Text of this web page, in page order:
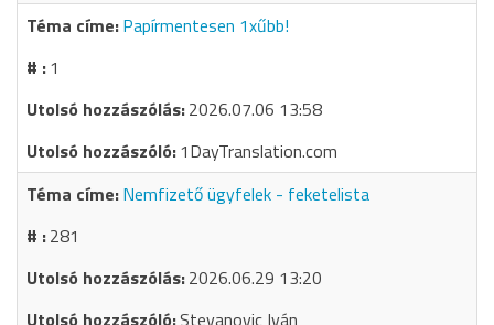
Papírmentesen 1xűbb!
1
2026.07.06 13:58
1DayTranslation.com
Nemfizető ügyfelek - feketelista
281
2026.06.29 13:20
Stevanovic Iván